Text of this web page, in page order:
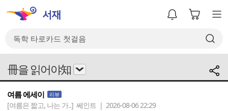
冊을 읽어야知
여름 에세이 리뷰
[여름은 짧고, 나는 가..] 쎄인트 | 2026-08-06 22:29